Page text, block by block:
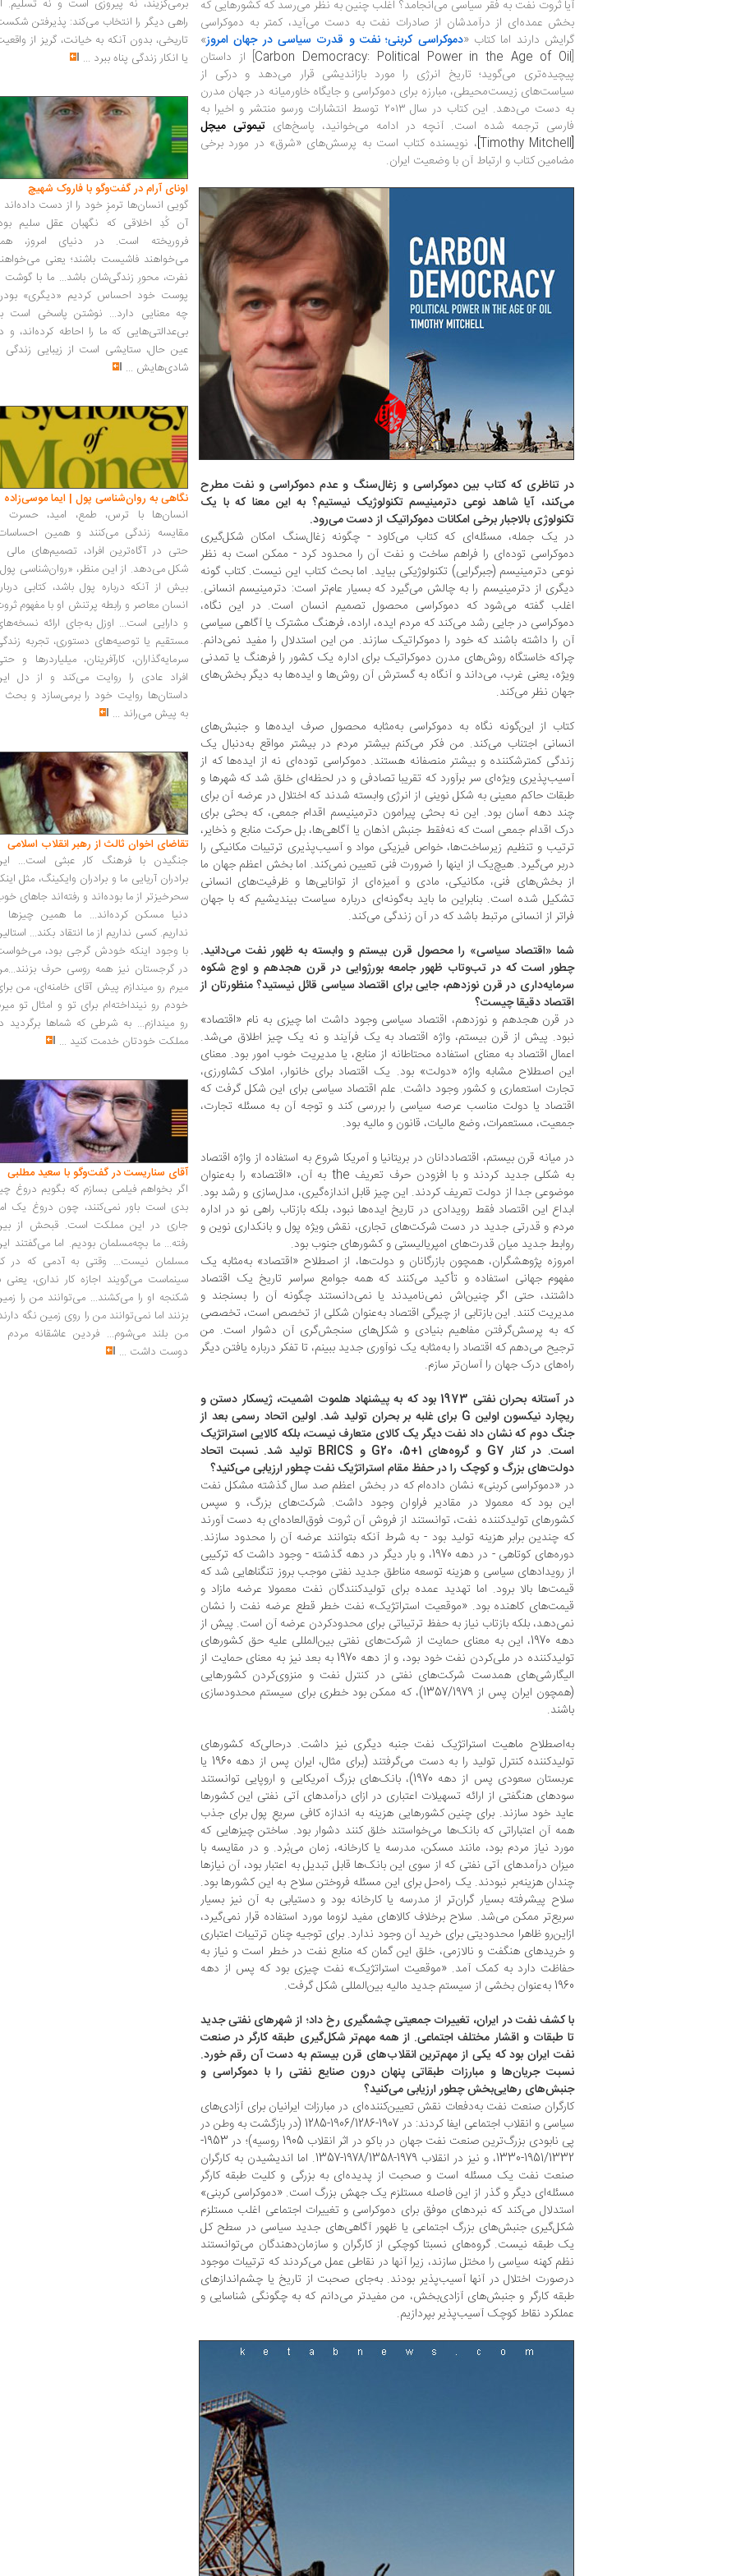
آیا ثروت نفت به فقر سیاسی می‌انجامد؟ اغلب چنین به نظر می‌رسد که کشورهایی که
بخش عمده‌ای از درآمدشان از صادرات نفت به دست می‌آید، کمتر به دموکراسی
گرایش دارند اما کتاب «دموکراسی کربنی؛ نفت و قدرت سیاسی در جهان امروز»
[
Carbon Democracy: Political Power in the Age of Oil] از داستان
پیچیده‌تری می‌گوید؛ تاریخ انرژی را مورد بازاندیشی قرار می‌دهد و درکی از
سیاست‌های زیست‌محیطی، مبارزه برای دموکراسی و جایگاه خاورمیانه در جهان مدرن
به دست می‌دهد. این کتاب در سال ۲۰۱۳ توسط انتشارات ورسو منتشر و اخیرا به
فارسی ترجمه شده است. آنچه در ادامه می‌خوانید، پاسخ‌هایتیموتی میچل
[
Timothy Mitchell
]، نویسنده کتاب است به پرسش‌های «شرق» در مورد برخی
مضامین کتاب و ارتباط آن با وضعیت ایران.
در تناظری که کتاب بین دموکراسی و زغال‌سنگ و عدم دموکراسی و نفت مطرح
می‌کند، آیا شاهد نوعی دترمینیسم تکنولوژیک نیستیم؟ به این معنا که با یک
تکنولوژی بالاجبار برخی امکانات دموکراتیک از دست می‌رود.
در یک جمله، مسئله‌ای که کتاب می‌کاود - چگونه زغال‌سنگ امکان شکل‌گیری
دموکراسی توده‌ای را فراهم ساخت و نفت آن را محدود کرد - ممکن است به نظر
نوعی دترمینیسم (جبرگرایی) تکنولوژیکی بیاید. اما بحث کتاب این نیست. کتاب گونه
دیگری از دترمینیسم را به چالش می‌گیرد که بسیار عام‌تر است: دترمینیسم انسانی.
اغلب گفته می‌شود که دموکراسی محصول تصمیم انسان است. در این نگاه،
دموکراسی در جایی رشد می‌کند که مردم ایده، اراده، فرهنگ مشترک یا آگاهی سیاسی
آن را داشته باشند که خود را دموکراتیک سازند. من این استدلال را مفید نمی‌دانم.
چراکه خاستگاه روش‌های مدرن دموکراتیک برای اداره یک کشور را فرهنگ یا تمدنی
ویژه، یعنی غرب، می‌داند و آنگاه به گسترش آن روش‌ها و ایده‌ها به دیگر بخش‌های
جهان نظر می‌کند.
کتاب از این‌گونه نگاه به دموکراسی به‌مثابه محصول صرف ایده‌ها و جنبش‌های
انسانی اجتناب می‌کند. من فکر می‌کنم بیشتر مردم در بیشتر مواقع به‌دنبال یک
زندگی کمترشکننده و بیشتر منصفانه هستند. دموکراسی توده‌ای نه از ایده‌ها که از
آسیب‌پذیری ویژه‌ای سر برآورد که تقریبا تصادفی و در لحظه‌ای خلق شد که شهرها و
طبقات حاکم معینی به شکل نوینی از انرژی وابسته شدند که اختلال در عرضه آن برای
چند دهه آسان بود. این نه بحثی پیرامون دترمینیسم اقدام جمعی، که بحثی برای
درک اقدام جمعی است که نه‌فقط جنبش اذهان یا آگاهی‌ها، بل حرکت منابع و ذخایر،
ترتیب و تنظیم زیرساخت‌ها، خواص فیزیکی مواد و آسیب‌پذیری ترتیبات مکانیکی را
دربر می‌گیرد. هیچ‌یک از اینها را ضرورت فنی تعیین نمی‌کند. اما بخش اعظم جهان ما
از بخش‌های فنی، مکانیکی، مادی و آمیزه‌ای از توانایی‌ها و ظرفیت‌های انسانی
تشکیل شده است. بنابراین ما باید به‌گونه‌ای درباره سیاست بیندیشیم که با جهان
فراتر از انسانی مرتبط باشد که در آن زندگی می‌کند.
شما «اقتصاد سیاسی» را محصول قرن بیستم و وابسته به ظهور نفت می‌دانید.
چطور است که در تب‌و‌تاب ظهور جامعه بورژوایی در قرن هجدهم و اوج شکوه
سرمایه‌داری در قرن نوزدهم، جایی برای اقتصاد سیاسی قائل نیستید؟ منظورتان از
اقتصاد دقیقا چیست؟
در قرن هجدهم و نوزدهم، اقتصاد سیاسی وجود داشت اما چیزی به نام «اقتصاد»
نبود. پیش از قرن بیستم، واژه اقتصاد به یک فرآیند و نه یک چیز اطلاق می‌شد.
اعمال اقتصاد به معنای استفاده محتاطانه از منابع، یا مدیریت خوب امور بود. معنای
این اصطلاح مشابه واژه «دولت» بود. یک اقتصاد برای خانوار، املاک کشاورزی،
تجارت استعماری و کشور وجود داشت. علم اقتصاد سیاسی برای این شکل گرفت که
اقتصاد یا دولت مناسب عرصه سیاسی را بررسی کند و توجه آن به مسئله تجارت،
جمعیت، مستعمرات، وضع مالیات، قانون و مالیه بود.
در میانه قرن بیستم، اقتصاددانان در بریتانیا و آمریکا شروع به استفاده از واژه اقتصاد
به شکلی جدید کردند و با افزودن حرف تعریف the به آن، «اقتصاد» را به‌عنوان
موضوعی جدا از دولت تعریف کردند. این چیز قابل اندازه‌گیری، مدل‌سازی و رشد بود.
ابداع این اقتصاد فقط رویدادی در تاریخ ایده‌ها نبود، بلکه بازتاب راهی نو در اداره
مردم و قدرتی جدید در دست شرکت‌های تجاری، نقش ویژه پول و بانکداری نوین و
روابط جدید میان قدرت‌های امپریالیستی و کشورهای جنوب بود.
امروزه پژوهشگران، همچون بازرگانان و دولت‌ها، از اصطلاح «اقتصاد» به‌مثابه یک
مفهوم جهانی استفاده و تأکید می‌کنند که همه جوامع سراسر تاریخ یک اقتصاد
داشتند، حتی اگر چنین‌اش نمی‌نامیدند یا نمی‌دانستند چگونه آن را بسنجند و
مدیریت کنند. این بازتابی از چیرگی اقتصاد به‌عنوان شکلی از تخصص است، تخصصی
که به پرسش‌گرفتن مفاهیم بنیادی و شکل‌های سنجش‌گری آن دشوار است. من
ترجیح می‌دهم که اقتصاد را به‌مثابه یک نوآوری جدید ببینم، تا تفکر درباره یافتن دیگر
راه‌های درک جهان را آسان‌تر سازم.
در آستانه بحران نفتی 1973 بود که به پیشنهاد هلموت اشمیت، ژیسکار دستن و
ریچارد نیکسون اولین G برای غلبه بر بحران تولید شد. اولین اتحاد رسمی بعد از
جنگ دوم که نشان داد نفت دیگر یک کالای متعارف نیست، بلکه کالایی استراتژیک
است. در کنار G7 و گروه‌های 1+5، G20 و BRICS تولید شد. نسبت اتحاد
دولت‌های بزرگ و کوچک را در حفظ مقام استراتژیک نفت چطور ارزیابی می‌کنید؟
در «دموکراسی کربنی» نشان داده‌ام که در بخش اعظم صد سال گذشته مشکل نفت
این بود که معمولا در مقادیر فراوان وجود داشت. شرکت‌های بزرگ، و سپس
کشورهای تولید‌کننده نفت، توانستند از فروش آن ثروت فوق‌العاده‌ای به دست آورند
که چندین برابر هزینه تولید بود - به شرط آنکه بتوانند عرضه آن را محدود سازند.
دوره‌های کوتاهی - در دهه 1970، و بار دیگر در دهه گذشته - وجود داشت که ترکیبی
از رویدادهای سیاسی و هزینه توسعه مناطق جدید نفتی موجب بروز تنگناهایی شد که
قیمت‌ها بالا برود. اما تهدید عمده برای تولید‌کنندگان نفت معمولا عرضه مازاد و
قیمت‌های کاهنده بود. «موقعیت استراتژیک» نفت خطر قطع عرضه نفت را نشان
نمی‌دهد، بلکه بازتاب نیاز به حفظ ترتیباتی برای محدودکردن عرضه آن است. پیش از
دهه 1970، این به معنای حمایت از شرکت‌های نفتی بین‌المللی علیه حق کشورهای
تولید‌کننده در ملی‌کردن نفت خود بود، و از دهه 1970 به بعد نیز به معنای حمایت از
الیگارشی‌های همدست شرکت‌های نفتی در کنترل نفت و منزوی‌کردن کشورهایی
(همچون ایران پس از 1357/1979)، که ممکن بود خطری برای سیستم محدود‌سازی
باشند.
به‌اصطلاح ماهیت استراتژیک نفت جنبه دیگری نیز داشت. درحالی‌که کشورهای
تولید‌کننده کنترل تولید را به دست می‌گرفتند (برای مثال، ایران پس از دهه 1960 یا
عربستان سعودی پس از دهه 1970)، بانک‌های بزرگ آمریکایی و اروپایی توانستند
سودهای هنگفتی از ارائه تسهیلات اعتباری در ازای درآمدهای آتی نفتی این کشورها
عاید خود سازند. برای چنین کشورهایی هزینه به اندازه کافی سریعِ پول برای جذب
همه آن اعتباراتی که بانک‌ها می‌خواستند خلق کنند دشوار بود. ساختن چیزهایی که
مورد نیاز مردم بود، مانند مسکن، مدرسه یا کارخانه، زمان می‌بُرد. و در مقایسه با
میزان درآمدهای آتی نفتی که از سوی این بانک‌ها قابل تبدیل به اعتبار بود، آن نیازها
چندان هزینه‌بر نبودند. یک راه‌حل برای این مسئله فروختن سلاح به این کشورها بود.
سلاح پیشرفته بسیار گران‌تر از مدرسه یا کارخانه بود و دستیابی به آن نیز بسیار
سریع‌تر ممکن می‌شد. سلاح برخلاف کالاهای مفید لزوما مورد استفاده قرار نمی‌گیرد،
ازاین‌رو ظاهرا محدودیتی برای خرید آن وجود ندارد. برای توجیه چنان ترتیبات اعتباری
و خریدهای هنگفت و نالازمی، خلق این گمان که منابع نفت در خطر است و نیاز به
حفاظت دارد به کمک آمد. «موقعیت استراتژیک» نفت چیزی بود که پس از دهه
1960 به‌عنوان بخشی از سیستم جدید مالیه بین‌المللی شکل گرفت.
با کشف نفت در ایران، تغییرات جمعیتی چشمگیری رخ داد؛ از شهرهای نفتی جدید
تا طبقات و اقشار مختلف اجتماعی. از همه مهم‌تر شکل‌گیری طبقه کارگر در صنعت
نفت ایران بود که یکی از مهم‌ترین انقلاب‌های قرن بیستم به دست آن رقم خورد.
نسبت جریان‌ها و مبارزات طبقاتی پنهان درون صنایع نفتی را با دموکراسی و
جنبش‌های رهایی‌بخش چطور ارزیابی می‌کنید؟
کارگران صنعت نفت به‌دفعات نقش تعیین‌کننده‌ای در مبارزات ایرانیان برای آزادی‌های
سیاسی و انقلاب اجتماعی ایفا کردند: در 1907-1906/1286-1285 (در بازگشت به وطن در
پی نابودی بزرگ‌ترین صنعت نفت جهان در باکو در اثر انقلاب 1905 روسیه)؛ در 1953-
1951/1332-1330، و نیز در انقلاب 1979-1978/1358-1357. اما اندیشیدن به کارگران
صنعت نفت یک مسئله است و صحبت از پدیده‌ای به بزرگی و کلیت طبقه کارگر
مسئله‌ای دیگر و گذر از این فاصله مستلزم یک جهش بزرگ است. «دموکراسی کربنی»
استدلال می‌کند که نبردهای موفق برای دموکراسی و تغییرات اجتماعی اغلب مستلزم
شکل‌گیری جنبش‌های بزرگ اجتماعی یا ظهور آگاهی‌های جدید سیاسی در سطح کل
یک طبقه نیست. گروه‌های نسبتا کوچکی از کارگران و سازمان‌دهندگان می‌توانستند
نظم کهنه سیاسی را مختل سازند، زیرا آنها در نقاطی عمل می‌کردند که ترتیبات موجود
درصورت اختلال در آنها آسیب‌پذیر بودند. به‌جای صحبت از تاریخ یا چشم‌اندازهای
طبقه کارگر و جنبش‌های آزادی‌بخش، من مفیدتر می‌دانم که به چگونگی شناسایی و
عملکرد نقاط کوچک آسیب‌پذیر بپردازیم.
برمی‌گزیند، نه پیروزی است و نه تسلیم.
راهی دیگر را انتخاب می‌کند: پذیرفتن
تاریخی، بدون آنکه به خیانت، گریز از
یا انکار زندگی پناه ببرد ...
اونای آرام در گفت‌وگو با فاروک شهیچ‭
گویی انسان‌ها ترمزِ خود را از دست داده‌اند
آن کُدِ اخلاقی که نگهبان عقل سلیم
فروریخته است. در دنیای امروز،
می‌خواهند فاشیست باشند؛ یعنی
نفرت، محورِ زندگی‌شان باشد... ما با گوشت
پوست خود احساس کردیم «دیگری»
چه معنایی دارد... نوشتن پاسخی است
بی‌عدالتی‌هایی که ما را احاطه کرده‌اند، و
عین حال، ستایشی است از زیبایی زندگی
شادی‌هایش ...
نگاهی به روان‌شناسی پول | ایما موسی‌زاده
انسان‌ها با ترس، طمع، امید، حسرت
مقایسه زندگی می‌کنند و همین
حتی در آگاه‌ترین افراد، تصمیم‌های مالی
شکل می‌دهد. از این منظر، «روان‌شناسی
بیش از آنکه درباره پول باشد، کتابی
انسان معاصر و رابطه پرتنش او با مفهوم
و دارایی است... اوزل به‌جای ارائه
مستقیم یا توصیه‌های دستوری، تجربه
سرمایه‌گذاران، کارآفرینان، میلیاردرها و
افراد عادی را روایت می‌کند و از دل
داستان‌ها روایت خود را برمی‌سازد و بحث
به پیش می‌راند ...
تقاضای اخوان ثالث از رهبر انقلاب اسلامی
جنگیدن با فرهنگ کار عبثی است...
برادران آریایی ما و برادران وایکینگ، مثل
سحرخیزتر از ما بوده‌اند و رفته‌اند جاهای
دنیا مسکن کرده‌اند... ما همین چیزها
نداریم. کسی نداریم از ما انتقاد بکند...
با وجود اینکه خودش گرجی بود،
در گرجستان نیز همه روسی حرف
میرم رو میندازم پیش آقای خامنه‌ای، من
خودم رو نینداخته‌ام برای تو و امثال تو
رو میندازم... به شرطی که شماها برگردید
مملکت خودتان خدمت کنید ...
آقای سناریست در گفت‌وگو با سعید مطلبی
اگر بخواهم فیلمی بسازم که بگویم دروغ
بدی است باور نمی‌کنند، چون دروغ یک
جاری در این مملکت است. قبحش از
رفته... ما بچه‌مسلمان بودیم. اما می‌گفتند
مسلمان نیست... وقتی به آدمی که در
سینماست می‌گویند اجازه کار نداری، یعنی
شکنجه او را می‌کشند... می‌توانند من را
بزنند اما نمی‌توانند من را روی زمین نگه
من بلند می‌شوم... فردین عاشقانه مردم
دوست داشت ...